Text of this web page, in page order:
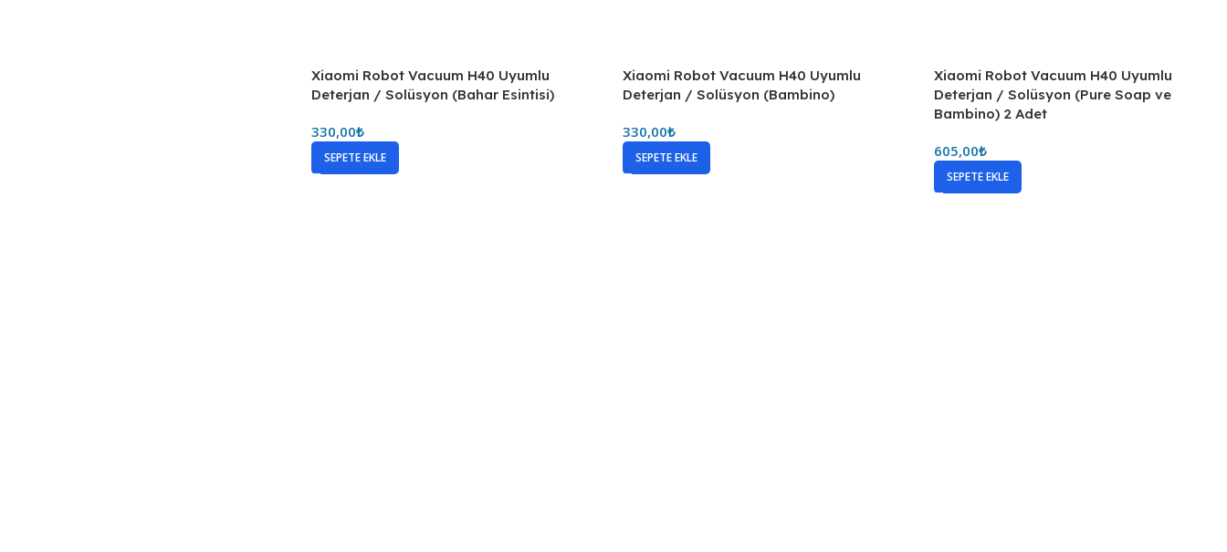
Xiaomi Robot Vacuum H40 Uyumlu
Deterjan / Solüsyon (Bahar Esintisi)
330,00₺
SEPETE EKLE
Xiaomi Robot Vacuum H40 Uyumlu
Deterjan / Solüsyon (Bambino)
330,00₺
SEPETE EKLE
Xiaomi Robot Vacuum H40 Uyumlu
Deterjan / Solüsyon (Pure Soap ve
Bambino) 2 Adet
605,00₺
SEPETE EKLE